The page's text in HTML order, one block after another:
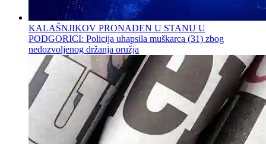
KALAŠNJIKOV PRONAĐEN U STANU U
PODGORICI: Policija uhapsila muškarca (31) zbog
nedozvoljenog držanja oružja